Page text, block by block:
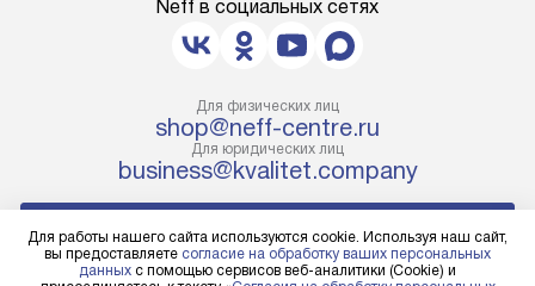
Neff в социальных сетях
Для физических лиц
shop@neff-centre.ru
Для юридических лиц
business@kvalitet.company
Для работы нашего сайта используются cookie. Используя наш сайт,
вы предоставляете согласие на обработку ваших персональных
данных с помощью сервисов веб-аналитики (Cookie) и